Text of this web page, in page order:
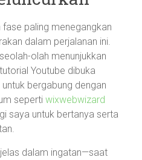
paling menegangkan
dalam perjalanan ini.
olah menunjukkan
Youtube dibuka
bergabung dengan
sepertiwixwebwizard
saya untuk bertanya serta
dalam ingatan—saat